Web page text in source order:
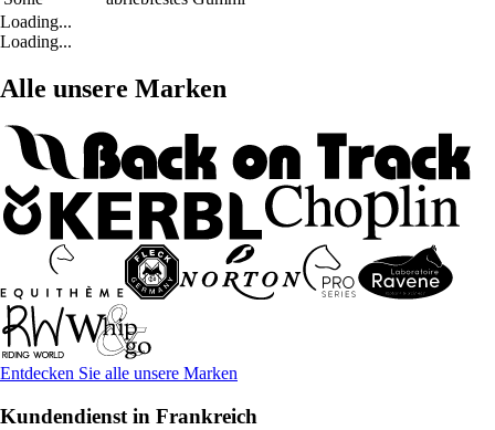
Loading...
Loading...
Alle unsere Marken
Entdecken Sie alle unsere Marken
Kundendienst in Frankreich